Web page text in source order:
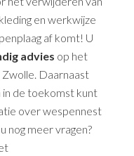
en werkwijze
af komt! U
advies op het
Daarnaast
in de toekomst kunt
over wespennest
nog meer vragen?